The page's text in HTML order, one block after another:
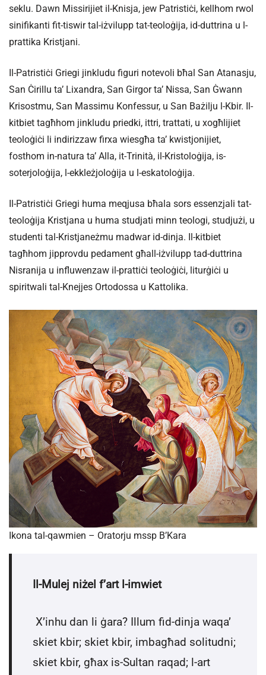
seklu. Dawn Missirijiet il-Knisja, jew Patristiċi, kellhom rwol
sinifikanti fit-tiswir tal-iżvilupp tat-teoloġija, id-duttrina u l-
prattika Kristjani.
Il-Patristiċi Griegi jinkludu figuri notevoli bħal San Atanasju,
San Ċirillu ta’ Lixandra, San Girgor ta’ Nissa, San Ġwann
Krisostmu, San Massimu Konfessur, u San Bażilju l-Kbir. Il-
kitbiet tagħhom jinkludu priedki, ittri, trattati, u xogħlijiet
teoloġiċi li indirizzaw firxa wiesgħa ta’ kwistjonijiet,
fosthom in-natura ta’ Alla, it-Trinità, il-Kristoloġija, is-
soterjoloġija, l-ekkleżjoloġija u l-eskatoloġija.
Il-Patristiċi Griegi huma meqjusa bħala sors essenzjali tat-
teoloġija Kristjana u huma studjati minn teologi, studjużi, u
studenti tal-Kristjaneżmu madwar id-dinja. Il-kitbiet
tagħhom jipprovdu pedament għall-iżvilupp tad-duttrina
Nisranija u influwenzaw il-prattiċi teoloġiċi, liturġiċi u
spiritwali tal-Knejjes Ortodossa u Kattolika.
Ikona tal-qawmien – Oratorju mssp B’Kara
Il-Mulej niżel f’art l-imwiet
X’inhu dan li ġara? Illum fid-dinja waqa’
skiet kbir; skiet kbir, imbagħad solitudni;
skiet kbir, għax is-Sultan raqad; l-art